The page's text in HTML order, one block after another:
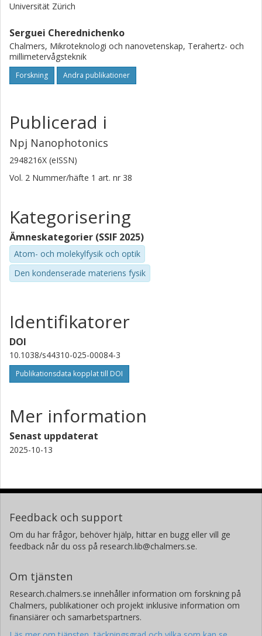
Universität Zürich
Serguei Cherednichenko
Chalmers, Mikroteknologi och nanovetenskap, Terahertz- och
millimetervågsteknik
Forskning Andra publikationer
Publicerad i
Npj Nanophotonics
2948216X (eISSN)
Vol. 2 Nummer/häfte 1 art. nr 38
Kategorisering
Ämneskategorier (SSIF 2025)
Atom- och molekylfysik och optik
Den kondenserade materiens fysik
Identifikatorer
DOI
10.1038/s44310-025-00084-3
Publikationsdata kopplat till DOI
Mer information
Senast uppdaterat
2025-10-13
Feedback och support
Om du har frågor, behöver hjälp, hittar en bugg eller vill ge
feedback når du oss på research.lib@chalmers.se.
Om tjänsten
Research.chalmers.se innehåller information om forskning på
Chalmers, publikationer och projekt inklusive information om
finansiärer och samarbetspartners.